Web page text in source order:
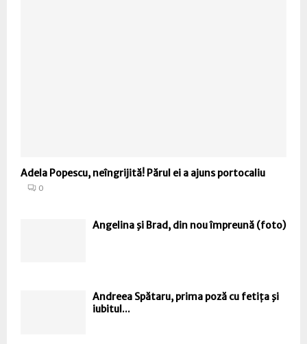
Adela Popescu, neîngrijită! Părul ei a ajuns portocaliu
0
Angelina şi Brad, din nou împreună (foto)
Andreea Spătaru, prima poză cu fetița şi
iubitul...